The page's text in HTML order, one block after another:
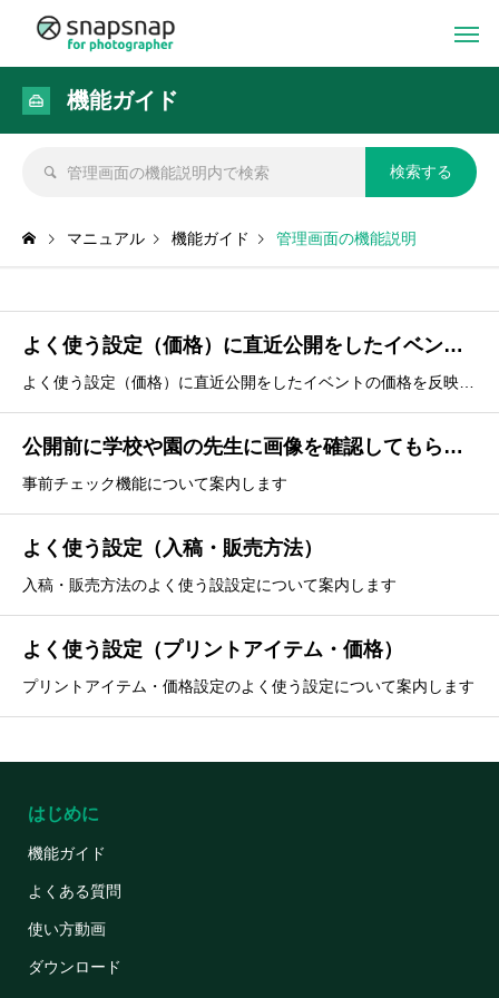
機能ガイド
マニュアル 機能ガイド 管理画面の機能説明
よく使う設定（価格）に直近公開をしたイベントの価格を反映する
公開前に学校や園の先生に画像を確認してもらいたい
事前チェック機能について案内します
よく使う設定（入稿・販売方法）
入稿・販売方法のよく使う設設定について案内します
よく使う設定（プリントアイテム・価格）
プリントアイテム・価格設定のよく使う設定について案内します
はじめに
機能ガイド
よくある質問
使い方動画
ダウンロード